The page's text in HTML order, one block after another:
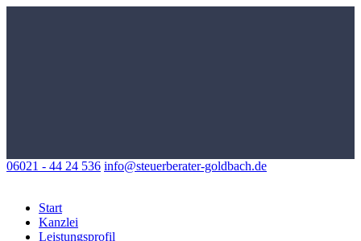
06021 - 44 24 536 info@steuerberater-goldbach.de
Start
Kanzlei
Leistungsprofil